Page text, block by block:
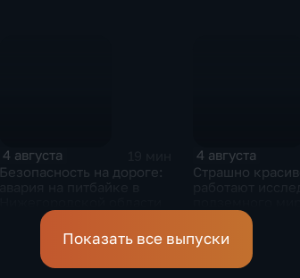
4 августа
Безопасность на дороге:
4 августа
Страшно
спелеологи
Показать все выпуски